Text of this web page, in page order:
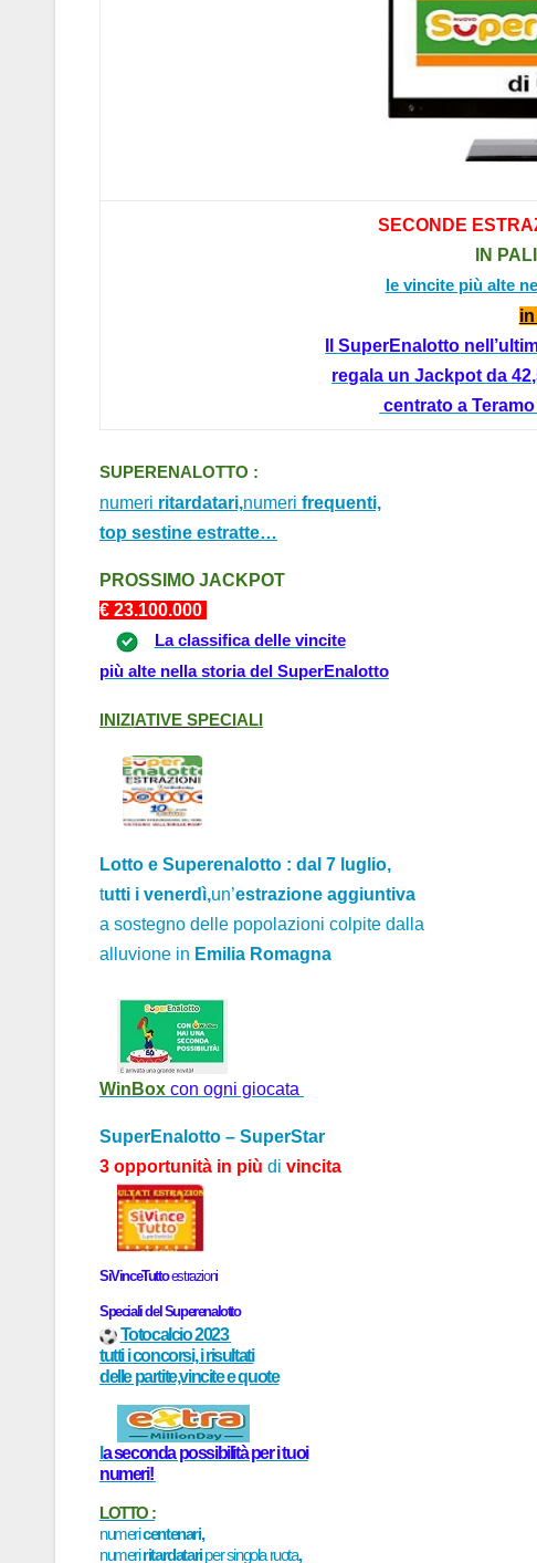
SECONDE ESTR
IN P
le vincite più alte
IlSuperEnalotto nel l’
regala unJackpot da
centrato a
SUPERENALOTTO :
numeri ritardatari,numeri frequenti,
top sestine estratte…
PROSSIMO JACKPOT
€ 23.100.000
La classifica delle vincite
più alte nella storia del SuperEnalotto
INIZI ATIVE SPECI ALI
Lotto e Superenalotto : dal 7 luglio,
tutti i venerdì,un’estrazione aggiuntiva
a sostegno delle popolazioni colpite dall a
alluvione in Emilia Romagna
WinBox con ogni giocata
SuperEnalotto – SuperStar
3 opportunità in più di vincita
SiVinceTuttoestrazioni
Speciali del Superenalotto
Totocalcio 2023
tutti i concorsi, i risultati
delle partite,vincite e quote
aseconda possibilità per i tuoi
numeri!
LOTTO :
numericentenari,
numeriritardatariper singola ruota,